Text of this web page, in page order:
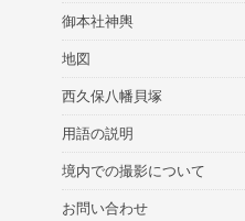
御本社神輿
地図
西久保八幡貝塚
用語の説明
境内での撮影について
お問い合わせ